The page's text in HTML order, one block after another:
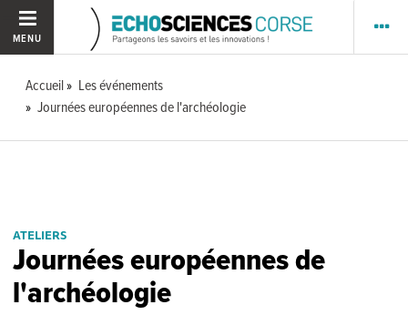
MENU
Accueil
Les événements
Journées européennes de l'archéologie
ATELIERS
Journées européennes de
l'archéologie